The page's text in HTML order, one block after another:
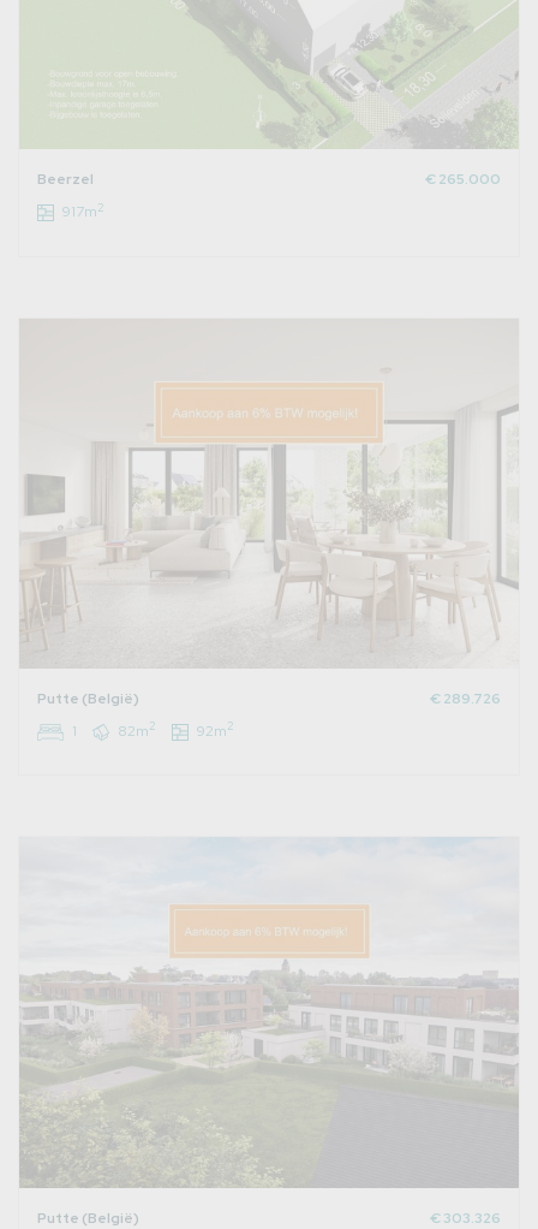
Beerzel
€ 265.000
917m2
Putte (België)
€ 289.726
1
82m2 92m2
Putte (België)
€ 303.326